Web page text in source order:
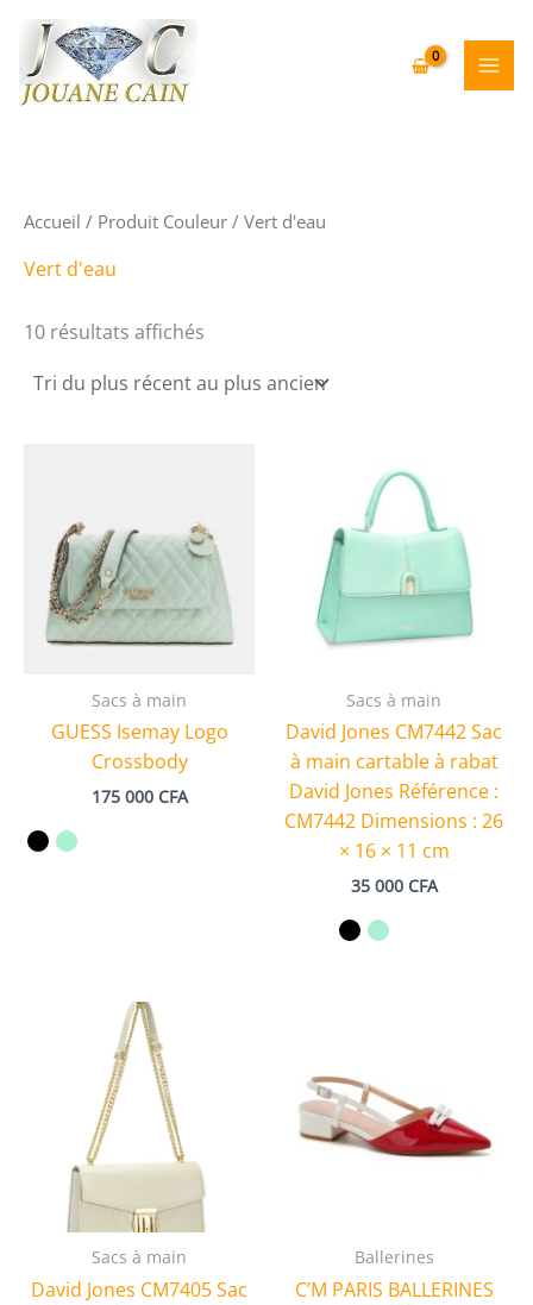
contenu
Accueil / Produit Couleur / Vert d'eau
Vert d'eau
10 résultats affichés
plus
récent
Sacs à main
GUESS Isemay Logo
Crossbody
175 000 CFA
Sacs à main
David Jones CM7442 Sac
à main cartable à rabat
David Jones Référence :
CM7442 Dimensions : 26
× 16 × 11 cm
35 000 CFA
Sacs à main
David Jones CM7405 Sac
Ballerines
C’M PARIS BALLERINES